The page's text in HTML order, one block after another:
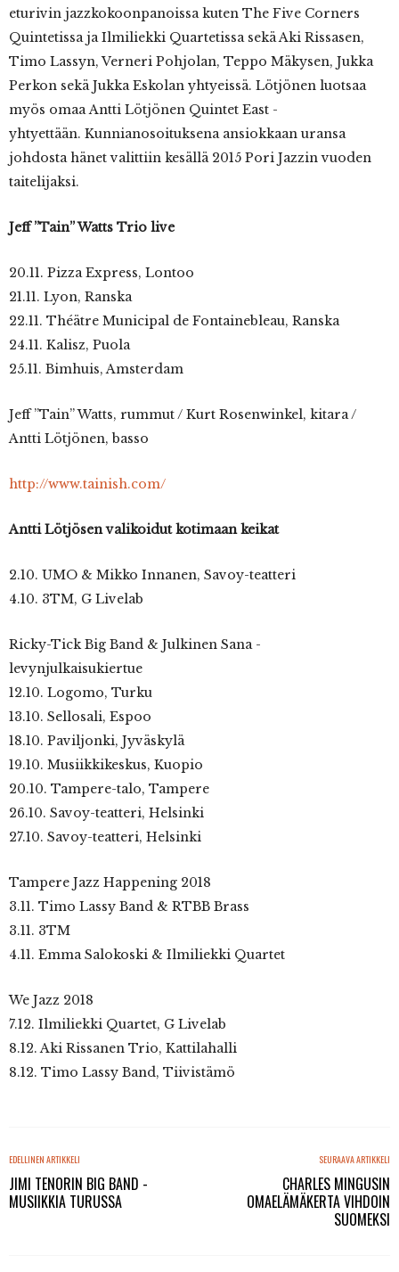
eturivin jazzkokoonpanoissa kuten The Five Corners
Quintetissa ja Ilmiliekki Quartetissa sekä Aki Rissasen,
Timo Lassyn, Verneri Pohjolan, Teppo Mäkysen, Jukka
Perkon sekä Jukka Eskolan yhtyeissä. Lötjönen luotsaa
myös omaa Antti Lötjönen Quintet East -
yhtyettään. Kunnianosoituksena ansiokkaan uransa
johdosta hänet valittiin kesällä 2015 Pori Jazzin vuoden
taitelijaksi.
Jeff ”Tain” Watts Trio live
20.11. Pizza Express, Lontoo
21.11. Lyon, Ranska
22.11. Théätre Municipal de Fontainebleau, Ranska
24.11. Kalisz, Puola
25.11. Bimhuis, Amsterdam
Jeff ”Tain” Watts, rummut / Kurt Rosenwinkel, kitara /
Antti Lötjönen, basso
http://www.tainish.com/
Antti Lötjösen valikoidut kotimaan keikat
2.10. UMO & Mikko Innanen, Savoy-teatteri
4.10. 3TM, G Livelab
Ricky-Tick Big Band & Julkinen Sana -
levynjulkaisukiertue
12.10. Logomo, Turku
13.10. Sellosali, Espoo
18.10. Paviljonki, Jyväskylä
19.10. Musiikkikeskus, Kuopio
20.10. Tampere-talo, Tampere
26.10. Savoy-teatteri, Helsinki
27.10. Savoy-teatteri, Helsinki
Tampere Jazz Happening 2018
3.11. Timo Lassy Band & RTBB Brass
3.11. 3TM
4.11. Emma Salokoski & Ilmiliekki Quartet
We Jazz 2018
7.12. Ilmiliekki Quartet, G Livelab
8.12. Aki Rissanen Trio, Kattilahalli
8.12. Timo Lassy Band, Tiivistämö
EDELLINEN ARTIKKELI
JIMI TENORIN BIG BAND -
MUSIIKKIA TURUSSA
SEURAAVA ARTIKKELI
CHARLES MINGUSIN
OMAELÄMÄKERTA VIHDOIN
SUOMEKSI